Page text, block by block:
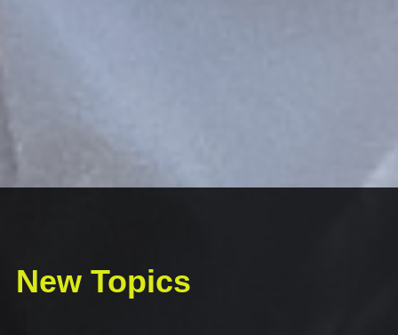
New Topics